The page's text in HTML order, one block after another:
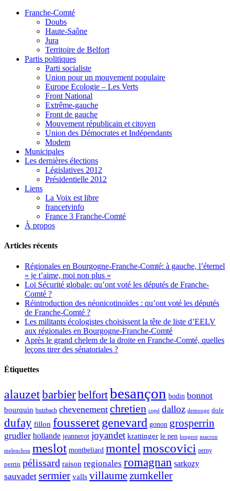
Franche-Comté
Doubs
Haute-Saône
Jura
Territoire de Belfort
Partis politiques
Parti socialiste
Union pour un mouvement populaire
Europe Ecologie – Les Verts
Front National
Extrême-gauche
Front de gauche
Mouvement républicain et citoyen
Union des Démocrates et Indépendants
Modem
Municipales
Les dernières élections
Législatives 2012
Présidentielle 2012
Liens
La Voix est libre
francetvinfo
France 3 Franche-Comté
À propos
Articles récents
Régionales en Bourgogne-Franche-Comté: à gauche, l’éternel
« je t’aime, moi non plus »
Loi Sécurité globale: qu’ont voté les députés de Franche-
Comté ?
Réintroduction des néonicotinoïdes : qu’ont voté les députés
de Franche-Comté ?
Les militants écologistes choisissent la tête de liste d’EELV
aux régionales en Bourgogne-Franche-Comté
Après le grand chelem de la droite en Franche-Comté, quelles
leçons tirer des sénatoriales ?
Étiquettes
alauzetbarbierbelfortbesançon bodin bonnot
bourquin butzbach chevenement chretien copé dalloz demouge dole
dufay fillon fousseretgenevard gonon grosperrin
grudler hollande jeannerot joyandet krattinger le pen longeot macron
melenchon meslot montbeliard montelmoscovici perny
perrin pélissard raison regionales romagnan sarkozy
sauvadet sermier valls villaumezumkeller